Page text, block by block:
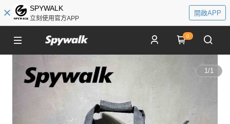
SPYWALK
立刻使用官方APP
開啟APP
0
1/1